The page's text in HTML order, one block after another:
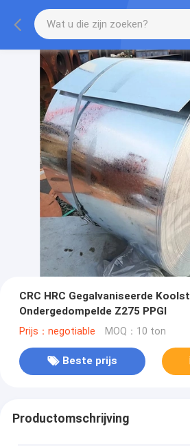
CRC HRC Gegalvaniseerde
Ondergedompelde Z275 PPGI
Prijs：negotiable MOQ：10 ton
Beste prijs
Productomschrijving